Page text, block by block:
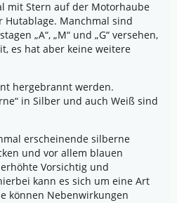
mit Stern auf der Motorhaube
Manchmal sind
„A“, „M“ und „G“ versehen,
es hat aber keine weitere
hergebrannt werden.
in Silber und auch Weiß sind
erscheinende silberne
und vor allem blauen
Vorsichtig und
kann es sich um eine Art
können Nebenwirkungen